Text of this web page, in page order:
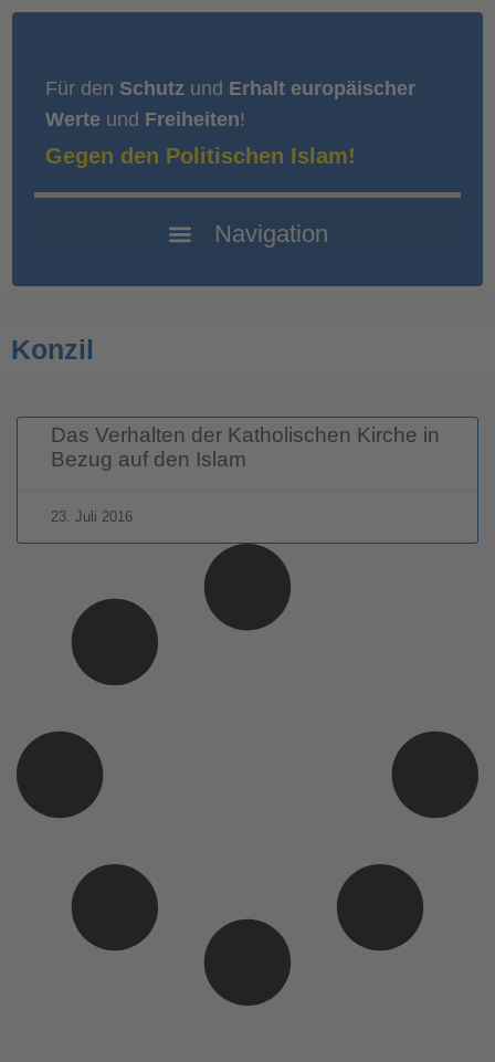
Für den Schutz und Erhalt europäischer
Werte und Freiheiten!
Gegen den Politischen Islam!
Konzil
Das Verhalten der Katholischen Kirche in
Bezug auf den Islam
23. Juli 2016